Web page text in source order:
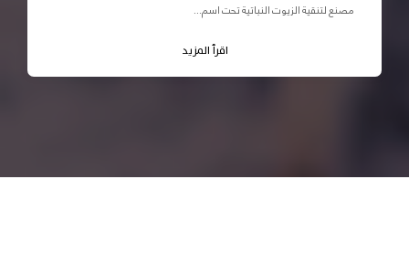
مصنع لتنقية الزيوت النباتية تحت اسم...
اقرأ المزيد